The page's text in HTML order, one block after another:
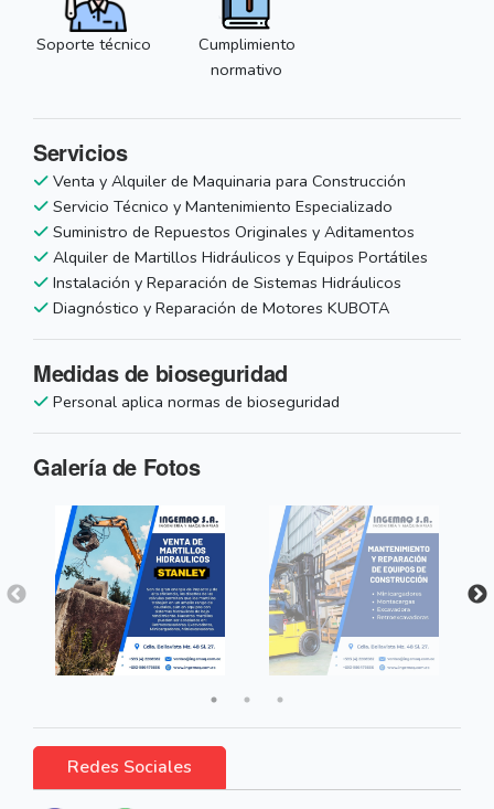
Soporte técnico
Cumplimiento
normativo
Servicios
Venta y Alquiler de Maquinaria para Construcción
Servicio Técnico y Mantenimiento Especializado
Suministro de Repuestos Originales y Aditamentos
Alquiler de Martillos Hidráulicos y Equipos Portátiles
Instalación y Reparación de Sistemas Hidráulicos
Diagnóstico y Reparación de Motores KUBOTA
Medidas de bioseguridad
Personal aplica normas de bioseguridad
Galería de Fotos
Redes Sociales